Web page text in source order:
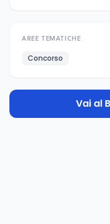
AREE TEMATICHE
Concorso
Vai al